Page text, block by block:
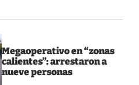
Megaoperativo en “zonas
calientes”: arrestaron a
nueve personas